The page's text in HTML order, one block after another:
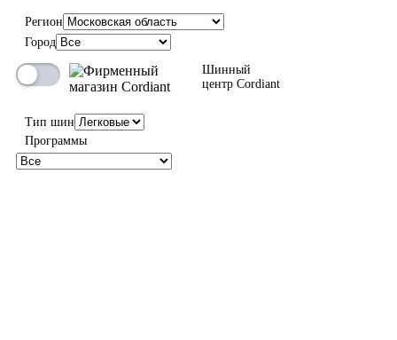
100%
Регион
Город
Шинный
центр Cordiant
Тип шин
Программы